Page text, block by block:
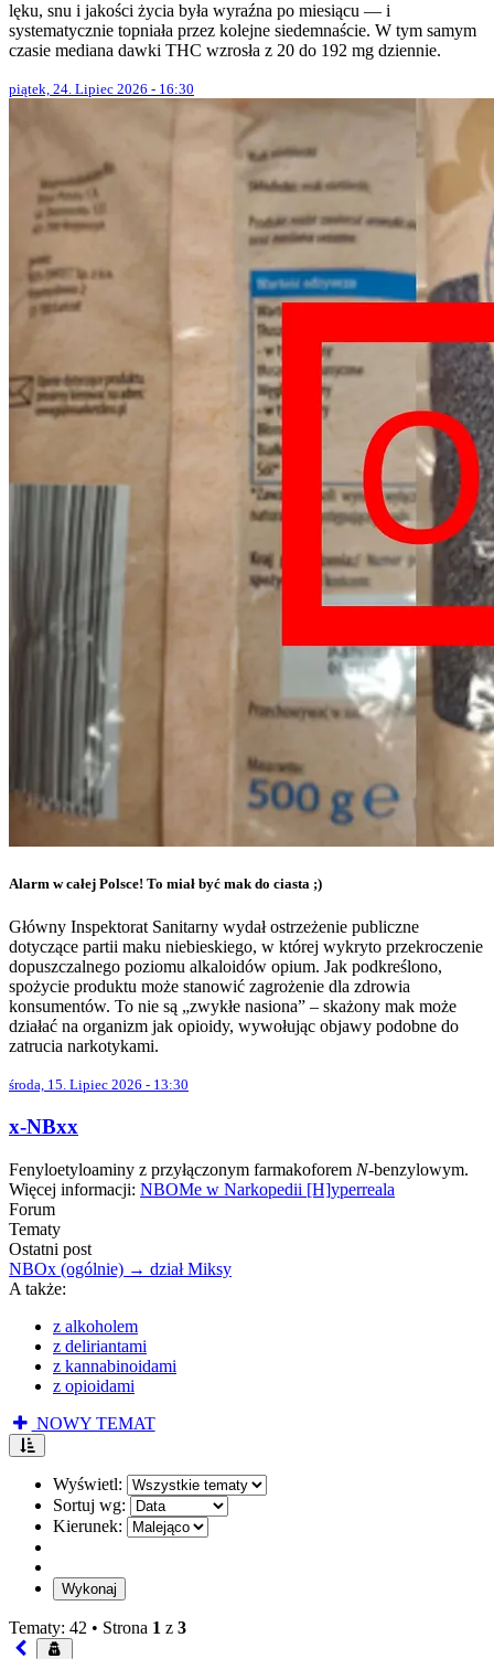
lęku, snu i jakości życia była wyraźna po miesiącu — i
systematycznie topniała przez kolejne siedemnaście. W tym samym
czasie mediana dawki THC wzrosła z 20 do 192 mg dziennie.
piątek, 24. Lipiec 2026 - 16:30
Alarm w całej Polsce! To miał być mak do ciasta ;)
Główny Inspektorat Sanitarny wydał ostrzeżenie publiczne
dotyczące partii maku niebieskiego, w której wykryto przekroczenie
dopuszczalnego poziomu alkaloidów opium. Jak podkreślono,
spożycie produktu może stanowić zagrożenie dla zdrowia
konsumentów. To nie są „zwykłe nasiona” – skażony mak może
działać na organizm jak opioidy, wywołując objawy podobne do
zatrucia narkotykami.
środa, 15. Lipiec 2026 - 13:30
x-NBxx
Fenyloetyloaminy z przyłączonym farmakoforem N-benzylowym.
Więcej informacji: NBOMe w Narkopedii [H]yperreala
Forum
Tematy
Ostatni post
NBOx (ogólnie) → dział Miksy
A także:
z alkoholem
z deliriantami
z kannabinoidami
z opioidami
NOWY TEMAT
Wyświetl:
Sortuj wg:
Kierunek:
Tematy: 42 • Strona 1 z 3